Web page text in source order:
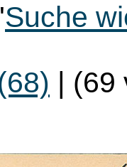
Suche
| (69